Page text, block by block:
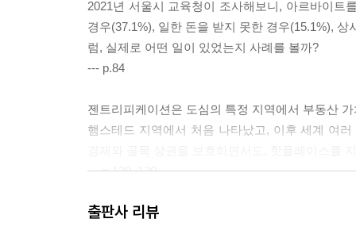
2021년 서울시 교육청이 조사해보니, 아르바이트
경우(37.1%), 일한 돈을 받지 못한 경우(15.1%),
럼, 실제로 어떤 일이 있었는지 사례를 볼까?
--- p.84
젠트리피케이션은 도심의 특정 지역에서 부동산
햄스테드 지역에서 처음 나타났고, 이후 세계 여
--- p.128, 130
이런 유행과 소비문화는 새로운 문화를 빠르게 확
출판사 리뷰